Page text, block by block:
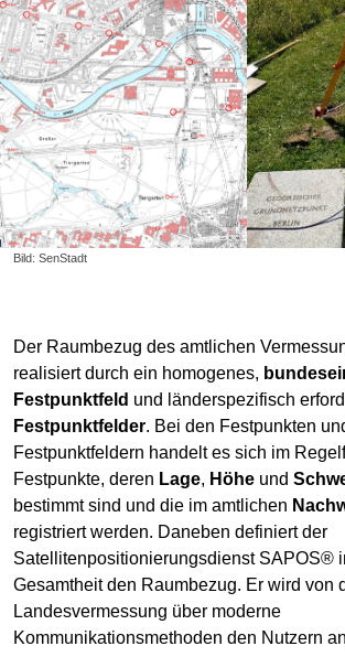
Bild: SenStadt
Der Raumbezug des amtlichen
realisiert durch ein homogenes,
Festpunktfeld und länderspezifisch
Festpunktfelder. Bei den Festpunkten
Festpunktfeldern handelt es sich im
Festpunkte, deren Lage, Höhe und
bestimmt sind und die im amtlichen
registriert werden. Daneben definiert der
Satellitenpositionierungsdienst SAPOS®
Gesamtheit den Raumbezug. Er wird von
Landesvermessung über moderne
Kommunikationsmethoden den Nutzern